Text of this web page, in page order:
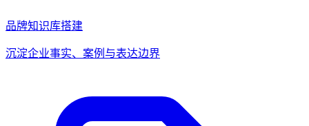
品牌知识库搭建
沉淀企业事实、案例与表达边界